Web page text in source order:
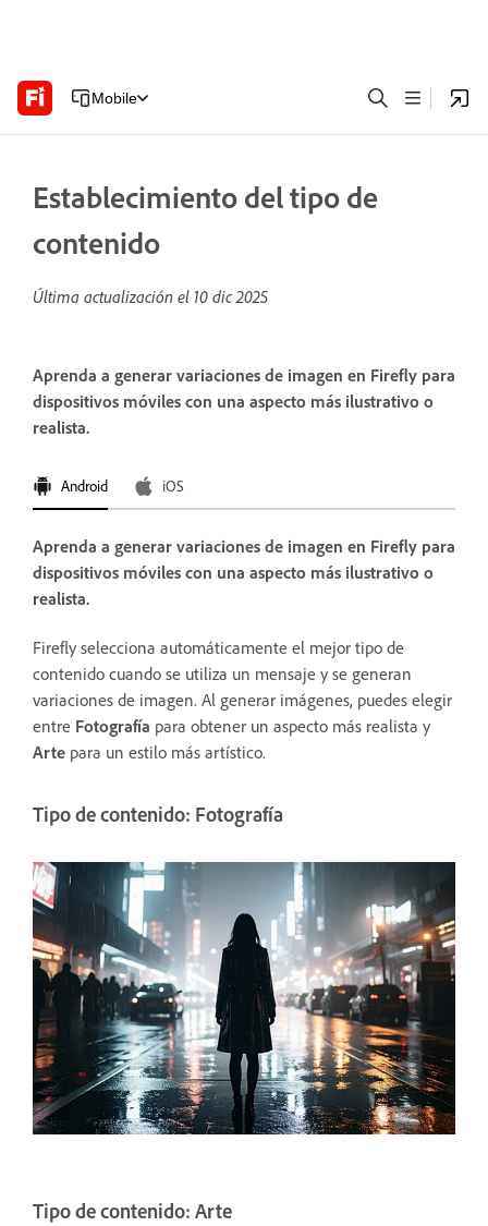
Mobile
Establecimiento del tipo de
contenido
Última actualización el 10 dic 2025
Aprenda a generar variaciones de imagen en Firefly para
dispositivos móviles con una aspecto más ilustrativo o
realista.
Android iOS
Aprenda a generar variaciones de imagen en Firefly para
dispositivos móviles con una aspecto más ilustrativo o
realista.
Firefly selecciona automáticamente el mejor tipo de
contenido cuando se utiliza un mensaje y se generan
variaciones de imagen. Al generar imágenes, puedes elegir
entre Fotografía para obtener un aspecto más realista y
Arte para un estilo más artístico.
Tipo de contenido: Fotografía
Tipo de contenido: Arte